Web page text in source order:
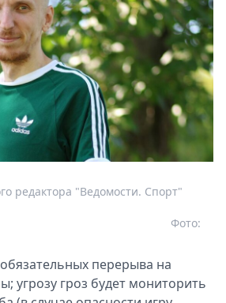
редактора "Ведомости. Спорт"
Фото:
перерыва на
угрозу гроз будет мониторить